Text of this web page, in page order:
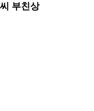
부친상